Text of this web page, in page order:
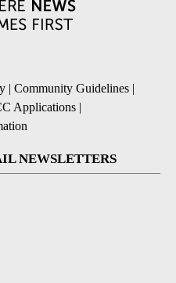
| Community Guidelines |
Applications |
NEWSLETTERS